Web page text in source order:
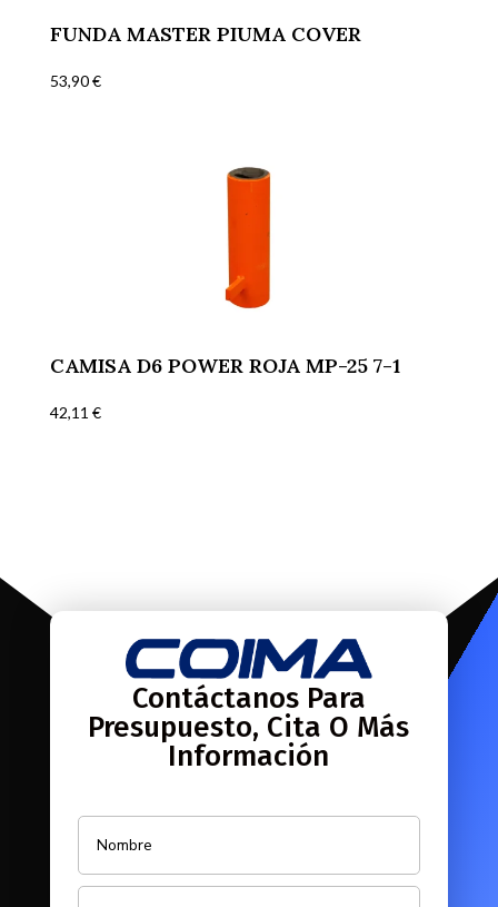
FUNDA MASTER PIUMA COVER
53,90€
CAMISA D6 POWER ROJA MP-25 7-1
42,11 €
Contáctanos Para
Presupuesto, Cita O Más
Información